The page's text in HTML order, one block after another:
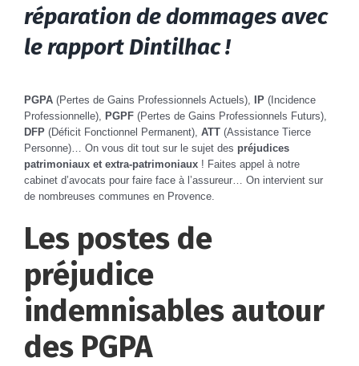
réparation de dommages avec
le rapport Dintilhac !
PGPA (Pertes de Gains Professionnels Actuels), IP (Incidence
Professionnelle),
PGPF (Pertes de Gains Professionnels Futurs),
DFP (Déficit Fonctionnel Permanent), ATT (Assistance Tierce
Personne)… On vous dit tout sur le sujet des préjudices
patrimoniaux et extra-patrimoniaux ! Faites appel à notre
cabinet d’avocats pour faire face à l’assureur… On intervient sur
de nombreuses communes en Provence.
Les postes de
préjudice
indemnisables autour
des PGPA